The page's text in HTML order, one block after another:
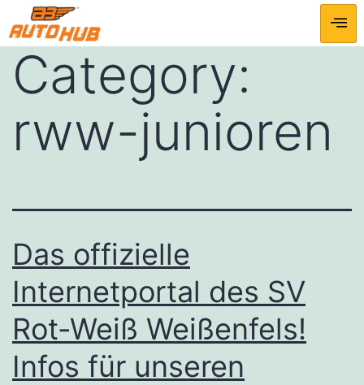
Category:
rww-junioren
Das offizielle
Internetportal des SV
Rot-Weiß Weißenfels!
Infos für unseren